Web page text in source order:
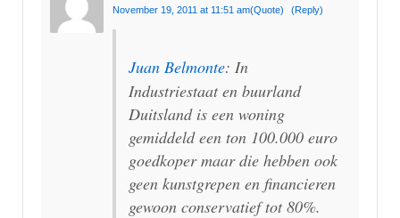
November 19, 2011 at 11:51 am(Quote) (Reply)
Juan Belmonte: In
Industriestaat en buurland
Duitsland is een woning
gemiddeld een ton 100.000 euro
goedkoper maar die hebben ook
geen kunstgrepen en financieren
gewoon conservatief tot 80%.